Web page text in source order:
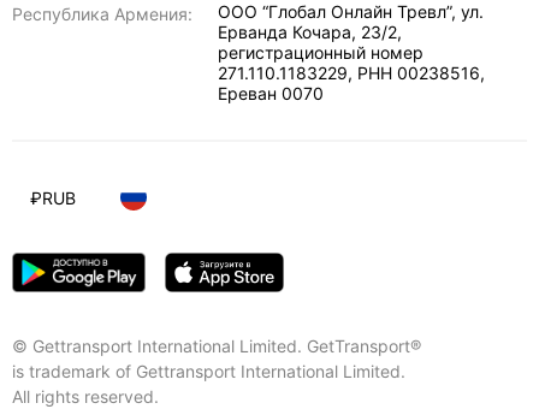
Республика Армения:
ООО “Глобал Онлайн Тревл”, ул.
Ерванда Кочара, 23/2,
регистрационный номер
271.110.1183229, РНН 00238516,
Ереван 0070
© Gettransport International Limited. GetTransport®
is trademark of Gettransport International Limited.
All rights reserved.
₽RUB